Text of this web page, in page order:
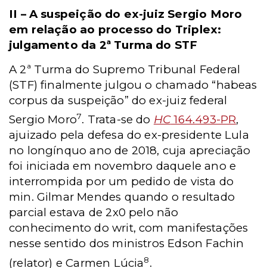
II – A suspeição do ex-juiz Sergio Moro
em relação ao processo do Triplex:
julgamento da 2ª Turma do STF
A 2ª Turma do Supremo Tribunal Federal
(STF) finalmente julgou o chamado “habeas
corpus da suspeição” do ex-juiz federal
Sergio Moro7. Trata-se do HC164.493-PR,
ajuizado pela defesa do ex-presidente Lula
no longínquo ano de 2018, cuja apreciação
foi iniciada em novembro daquele ano e
interrompida por um pedido de vista do
min. Gilmar Mendes quando o resultado
parcial estava de 2x0 pelo não
conhecimento do writ, com manifestações
nesse sentido dos ministros Edson Fachin
(relator) e Carmen Lúcia8.